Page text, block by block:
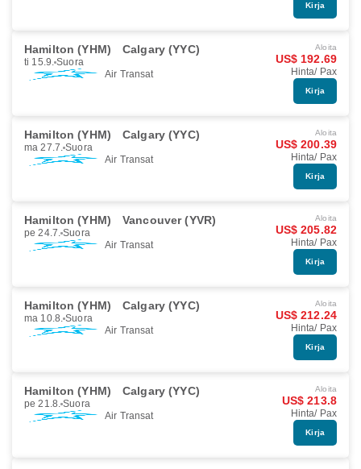
Kirja
Hamilton (YHM) Calgary (YYC)
ti 15.9. Suora
Air Transat
Aloita
US$ 192.69
Hinta/ Pax
Kirja
Hamilton (YHM) Calgary (YYC)
ma 27.7. Suora
Air Transat
Aloita
US$ 200.39
Hinta/ Pax
Kirja
Hamilton (YHM) Vancouver (YVR)
pe 24.7. Suora
Air Transat
Aloita
US$ 205.82
Hinta/ Pax
Kirja
Hamilton (YHM) Calgary (YYC)
ma 10.8. Suora
Air Transat
Aloita
US$ 212.24
Hinta/ Pax
Kirja
Hamilton (YHM) Calgary (YYC)
pe 21.8. Suora
Air Transat
Aloita
US$ 213.8
Hinta/ Pax
Kirja